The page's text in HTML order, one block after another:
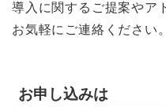
導入に関するご提案やア
お気軽にご連絡ください。
お申し込みは